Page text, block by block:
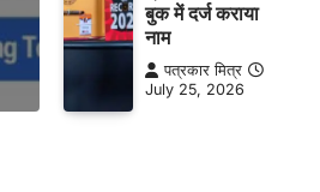
बुक में दर्ज कराया
नाम
पत्रकार मित्र
July 25, 2026